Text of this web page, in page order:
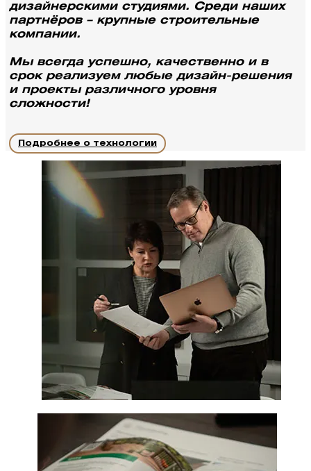
дизайнерскими студиями. Среди наших
партнёров – крупные строительные
компании.
Мы всегда успешно, качественно и в
срок реализуем любые дизайн-решения
и проекты различного уровня
сложности!
Подробнее о технологии